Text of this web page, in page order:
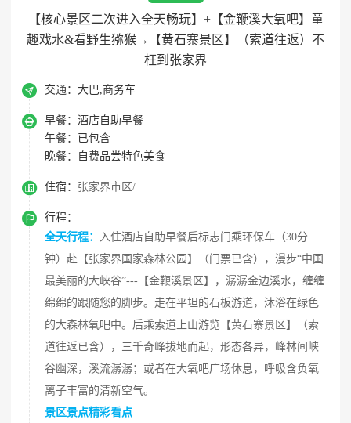
【核心景区二次进入全天畅玩】+【金鞭溪大氧吧】童
趣戏水&看野生猕猴→【黄石寨景区】（索道往返）不
枉到张家界
 交通： 大巴,商务车
 早餐： 酒店自助早餐
午餐：
已包含
晚餐：
自费品尝特色美食
 住宿： 张家界市区/

行程：
全天行程：
入住酒店自助早餐后标志门乘环保车（30分
钟）赴【张家界国家森林公园】（门票已含），漫步“中国
最美丽的大峡谷”---【金鞭溪景区】，潺潺金边溪水，缠缠
绵绵的跟随您的脚步。走在平坦的石板游道，沐浴在绿色
的大森林氧吧中。后乘索道上山游览【黄石寨景区】（索
道往返已含），三千奇峰拔地而起，形态各异，峰林间峡
谷幽深，溪流潺潺；或者在大氧吧广场休息，呼吸含负氧
离子丰富的清新空气。
景区景点精彩看点